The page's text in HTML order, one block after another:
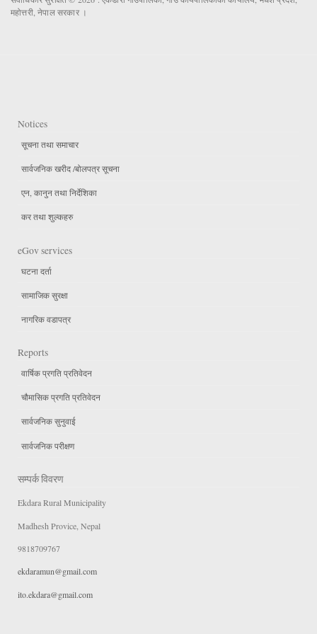
महोत्तरी, नेपाल सरकार ।
Notices
सूचना तथा समाचार
सार्वजनिक खरीद /बोलपत्र सूचना
एन, कानुन तथा निर्देशिका
कर तथा शुल्कहरु
eGov services
घटना दर्ता
सामाजिक सुरक्षा
नागरिक वडापत्र
Reports
वार्षिक प्रगति प्रतिवेदन
चौमासिक प्रगति प्रतिवेदन
सार्वजनिक सुनुवाई
सार्वजनिक परीक्षण
सम्पर्क विवरण
Ekdara Rural Municipality
Madhesh Provice, Nepal
9818709767
ekdaramun@gmail.com
ito.ekdara@gmail.com